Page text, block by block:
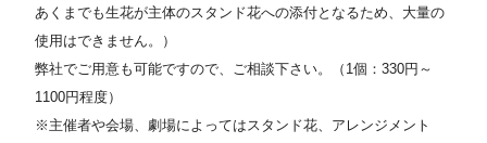
あくまでも生花が主体のスタンド花への添付となるため、大量の
使用はできません。）
弊社でご用意も可能ですので、ご相談下さい。（1個：330円～
1100円程度）
※主催者や会場、劇場によってはスタンド花、アレンジメント